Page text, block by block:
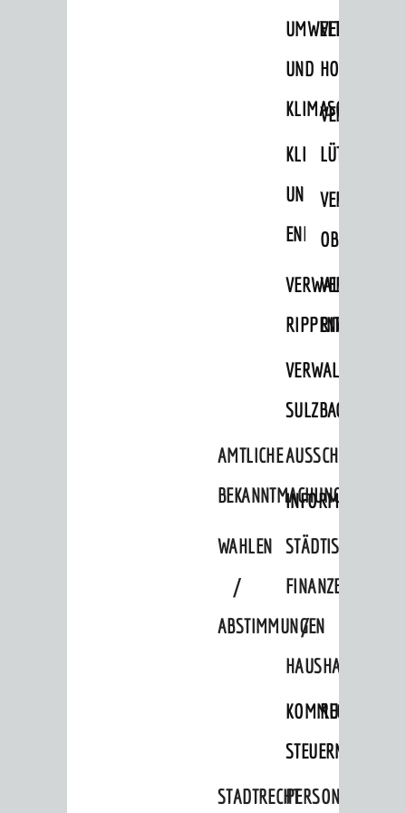
UMWELT-
UND
KLIMASCHUTZ
KLIMASCHUTZ
UND
RIPPENWEIER
SULZBACH
AMTLICHE
BEKANNTMACHUNGEN
WAHLEN
/
ABSTIMMUNGEN
STÄDTISCHE
FINANZEN
/
HAUSHALT
KOMMUNALE
STEUERN
STADTRECHTPERSONALRAT